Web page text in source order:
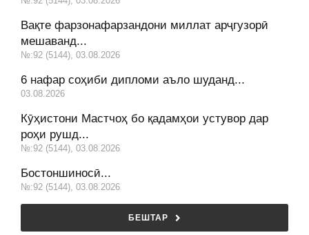
Вақте фарзонафарзандони миллат арҷгузорӣ
мешаванд...
№:92 (5144), 03.08.2026
6 нафар соҳиби дипломи аъло шуданд...
03.08.2026
Кӯҳистони Мастчоҳ бо қадамҳои устувор дар
роҳи рушд...
№:92 (5144), 03.08.2026
Бостоншиносӣ...
№:92 (5144), 03.08.2026
БЕШТАР